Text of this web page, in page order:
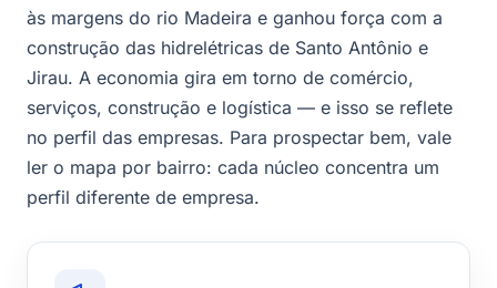
às margens do rio Madeira e ganhou força com a
construção das hidrelétricas de Santo Antônio e
Jirau. A economia gira em torno de comércio,
serviços, construção e logística — e isso se reflete
no perfil das empresas. Para prospectar bem, vale
ler o mapa por bairro: cada núcleo concentra um
perfil diferente de empresa.